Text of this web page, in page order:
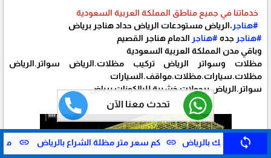
تحدث معنا الآن
sync
كم سعر متر مظلة الشراع بالرياض link مشاريع مظلات انتظار في
خدماتنا في جميع مناطق المملكة العربية السعودية
#هناجر ،الرياض مستودعات الرياض حداد هناجر برياض
#هناجر جده#هناجر الدمام هناجر القصيم
وباقي مدن المملكة العربية السعودية
مظلات وسواتر الرياض تركيب مظلات.الرياض سواتر.الرياض
مظلات.سيارات.مظلات.مواقف.السيارات
سواتر.الرياض برجولات خشبية للبالكونات برياض